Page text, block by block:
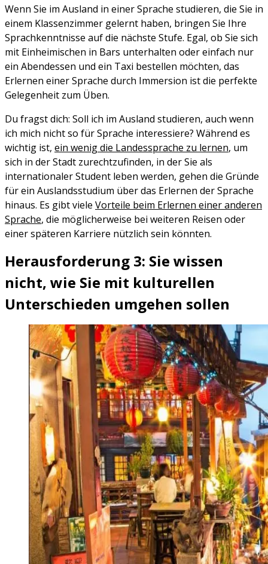
Wenn Sie im Ausland in einer Sprache studieren, die Sie in
einem Klassenzimmer gelernt haben, bringen Sie Ihre
Sprachkenntnisse auf die nächste Stufe. Egal, ob Sie sich
mit Einheimischen in Bars unterhalten oder einfach nur
ein Abendessen und ein Taxi bestellen möchten, das
Erlernen einer Sprache durch Immersion ist die perfekte
Gelegenheit zum Üben.
Du fragst dich: Soll ich im Ausland studieren, auch wenn
ich mich nicht so für Sprache interessiere? Während es
wichtig ist, ein wenig die Landessprache zu lernen, um
sich in der Stadt zurechtzufinden, in der Sie als
internationaler Student leben werden, gehen die Gründe
für ein Auslandsstudium über das Erlernen der Sprache
hinaus. Es gibt viele Vorteile beim Erlernen einer anderen
Sprache, die möglicherweise bei weiteren Reisen oder
einer späteren Karriere nützlich sein könnten.
Herausforderung 3: Sie wissen
nicht, wie Sie mit kulturellen
Unterschieden umgehen sollen